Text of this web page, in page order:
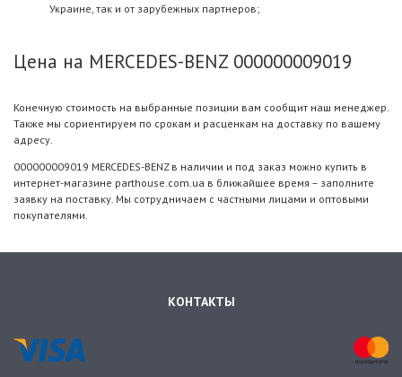
Украине, так и от зарубежных партнеров;
Цена на MERCEDES-BENZ 000000009019
Конечную стоимость на выбранные позиции вам сообщит наш менеджер.
Также мы сориентируем по срокам и расценкам на доставку по вашему
адресу.
000000009019 MERCEDES-BENZ в наличии и под заказ можно купить в
интернет-магазине parthouse.com.ua в ближайшее время – заполните
заявку на поставку. Мы сотрудничаем с частными лицами и оптовыми
покупателями.
КОНТАКТЫ